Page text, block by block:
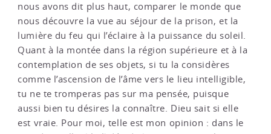
nous avons dit plus haut, comparer le monde que
nous découvre la vue au séjour de la prison, et la
lumière du feu qui l’éclaire à la puissance du soleil.
Quant à la montée dans la région supérieure et à la
contemplation de ses objets, si tu la considères
comme l’ascension de l’âme vers le lieu intelligible,
tu ne te tromperas pas sur ma pensée, puisque
aussi bien tu désires la connaître. Dieu sait si elle
est vraie. Pour moi, telle est mon opinion : dans le